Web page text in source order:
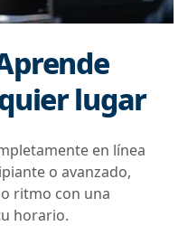
lugar
en línea
o avanzado,
ritmo con una
horario.